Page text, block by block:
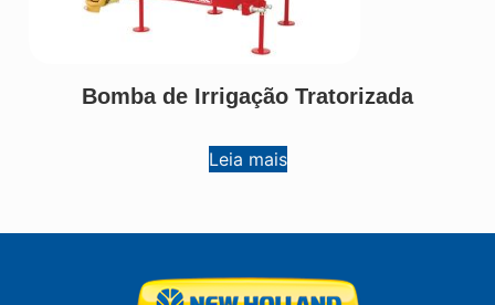
Bomba de Irrigação Tratorizada
Leia mais